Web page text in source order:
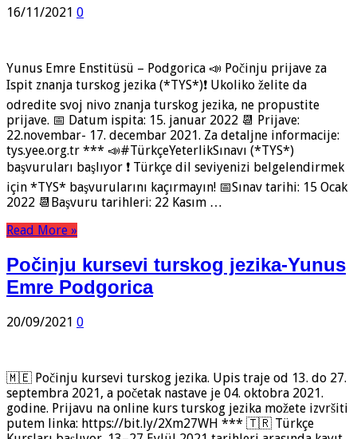
16/11/2021 0
Yunus Emre Enstitüsü – Podgorica 📣 Počinju prijave za
Ispit znanja turskog jezika (*TYS*)❗ Ukoliko želite da
odredite svoj nivo znanja turskog jezika, ne propustite
prijave. 📅 Datum ispita: 15. januar 2022 📆 Prijave:
22.novembar- 17. decembar 2021. Za detaljne informacije:
tys.yee.org.tr *** 📣#TürkçeYeterlikSınavı (*TYS*)
başvuruları başlıyor ❗️ Türkçe dil seviyenizi belgelendirmek
için *TYS* başvurularını kaçırmayın! 📅Sınav tarihi: 15 Ocak
2022 📆Başvuru tarihleri: 22 Kasım …
Read More »
Počinju kursevi turskog jezika-Yunus
Emre Podgorica
20/09/2021 0
🇲🇪 Počinju kursevi turskog jezika. Upis traje od 13. do 27.
septembra 2021, a početak nastave je 04. oktobra 2021.
godine. Prijavu na online kurs turskog jezika možete izvršiti
putem linka: https://bit.ly/2Xm27WH *** 🇹🇷 Türkçe